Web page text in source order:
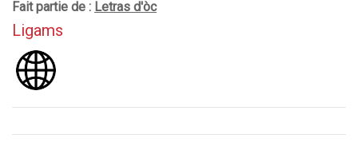
Fait partie de : Letras d'òc
Ligams